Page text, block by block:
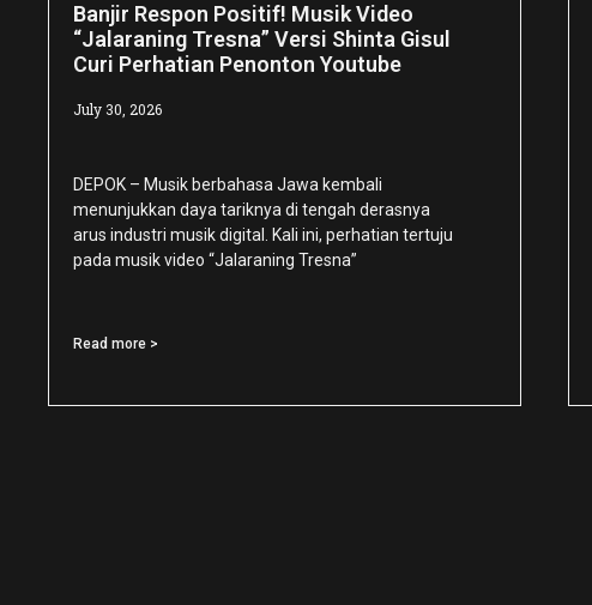
Banjir Respon Positif! Musik Video
“Jalaraning Tresna” Versi Shinta Gisul
Curi Perhatian Penonton Youtube
July 30, 2026
DEPOK – Musik berbahasa Jawa kembali
menunjukkan daya tariknya di tengah derasnya
arus industri musik digital. Kali ini, perhatian tertuju
pada musik video “Jalaraning Tresna”
Read more >